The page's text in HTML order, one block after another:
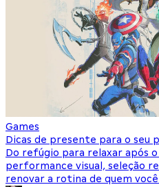
Games
Dicas de presente para o seu
Do refúgio para relaxar após
performance visual, seleção
renovar a rotina de quem você